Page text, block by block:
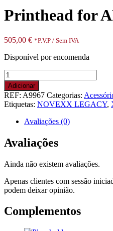
Printhead for
505,00 € *P.V.P / Sem IVA
Disponível por encomenda
Quantidade
de
Printhead
for
AP5.6-
8dot-
Adicionar
REF: A9967 Categorias:
Etiquetas: NOVEXX LEGACY,
Avaliações (0)
Avaliações
Ainda não existem avaliações.
Apenas clientes com sessão
podem deixar opinião.
Complementos